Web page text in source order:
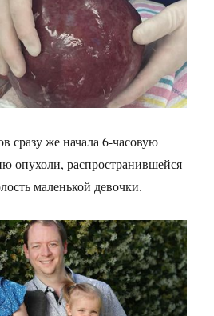
сразу же начала 6-часовую
опухоли, распространившейся
маленькой девочки.